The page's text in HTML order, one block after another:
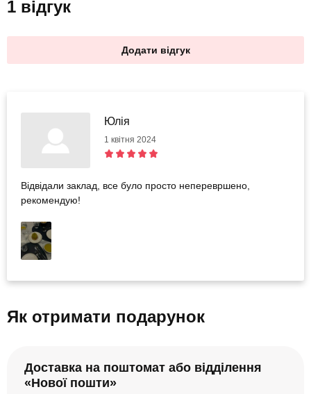
1 відгук
Додати відгук
Юлія
1 квітня 2024
Відвідали заклад, все було просто неперевршено,
рекомендую!
Як отримати подарунок
Доставка на поштомат або відділення
«Нової пошти»